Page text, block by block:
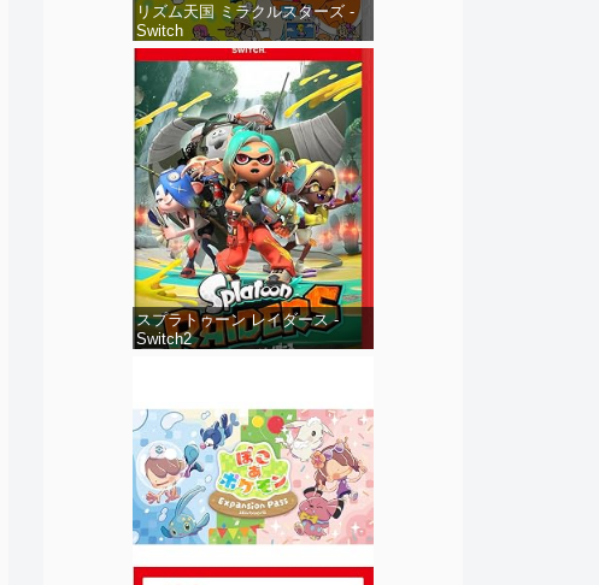
リズム天国 ミラクルスターズ -
Switch
スプラトゥーン レイダース -
Switch2